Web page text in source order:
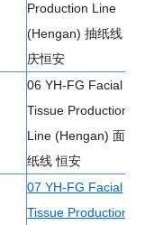
Production Line
(Hengan) 抽纸线 重
庆恒安
06 YH-FG Facial
Tissue Production
Line (Hengan) 面巾
纸线 恒安
07 YH-FG Facial
Tissue Production